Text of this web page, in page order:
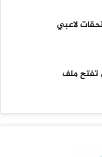
لاعبي
تفتح ملف